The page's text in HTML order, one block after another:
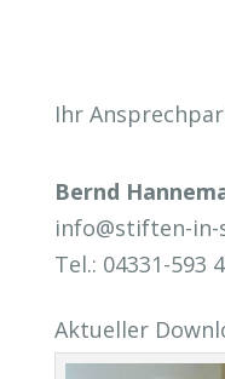
Ihr
Bernd
info@stiften-in-
Tel.: 04331-593
Aktueller